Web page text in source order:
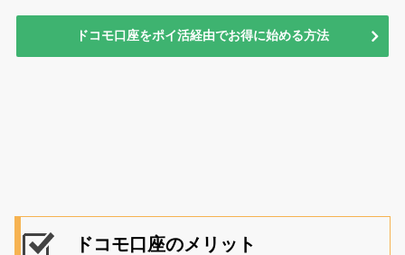
ドコモ口座をポイ活経由でお得に始める方法
ドコモ口座のメリット